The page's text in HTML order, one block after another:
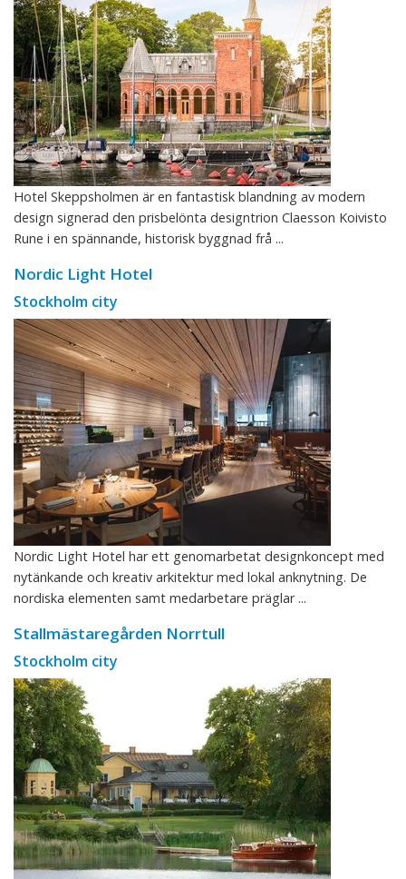
Hotel Skeppsholmen är en fantastisk blandning av modern
design signerad den prisbelönta designtrion Claesson Koivisto
Rune i en spännande, historisk byggnad frå ...
Nordic Light Hotel
Stockholm city
Nordic Light Hotel har ett genomarbetat designkoncept med
nytänkande och kreativ arkitektur med lokal anknytning. De
nordiska elementen samt medarbetare präglar ...
Stallmästaregården Norrtull
Stockholm city